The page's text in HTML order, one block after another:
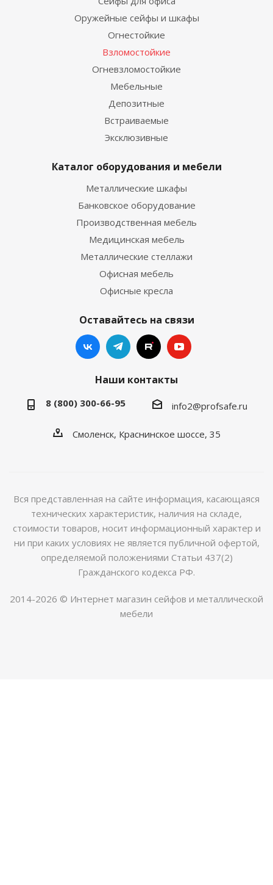
Оружейные сейфы и шкафы
Огнестойкие
Взломостойкие
Огневзломостойкие
Мебельные
Депозитные
Встраиваемые
Эксклюзивные
Каталог оборудования и мебели
Металлические шкафы
Банковское оборудование
Производственная мебель
Медицинская мебель
Металлические стеллажи
Офисная мебель
Офисные кресла
Оставайтесь на связи
Наши контакты
8 (800) 300-66-95 info2@profsafe.ru
Смоленск, Краснинское шоссе, 35
Вся представленная на сайте информация, касающаяся
технических характеристик, наличия на складе,
стоимости товаров, носит информационный характер и
ни при каких условиях не является публичной офертой,
определяемой положениями Статьи 437(2)
Гражданского кодекса РФ.
2014-2026 © Интернет магазин сейфов и металлической
мебели